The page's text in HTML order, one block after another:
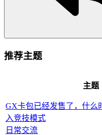
推荐主题
主题
GX卡包已经发售了，什么
入竞技模式
日常交流